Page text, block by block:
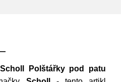
Scholl Polštářky pod patu